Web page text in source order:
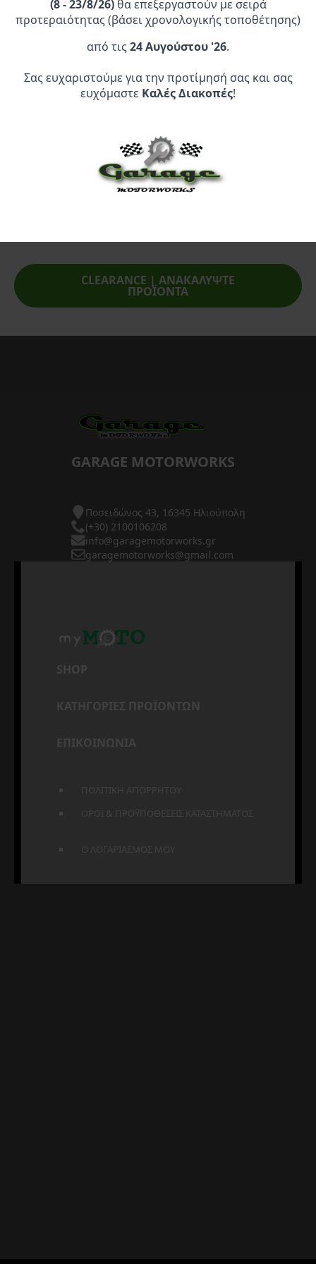
54,50 €.
είναι:
39,95 €.
Προσθήκη Στο
Καλάθι
was:
8,50 €.
τιμή
είναι:
6,80 €.
Προσθήκη Στο
Καλάθι
Επίσημος Αντιπρόσωπος:
Service Point:
CLEARANCE | ΑΝΑΚΑΛΥΨΤΕ
ΠΡΟΪΟΝΤΑ
GARAGE MOTORWORKS
Ποσειδώνος 43, 16345 Ηλιούπολη
(+30) 2100106208
info@garagemotorworks.gr
garagemotorworks@gmail.com
SHOP
ΚΑΤΗΓΟΡΙΕΣ ΠΡΟΪΟΝΤΩΝ
ΕΠΙΚΟΙΝΩΝΙΑ
ΠΟΛΙΤΙΚΗ ΑΠΟΡΡΗΤΟΥ
ΟΡΟΙ & ΠΡΟΫΠΟΘΕΣΕΙΣ ΚΑΤΑΣΤΗΜΑΤΟΣ
Ο ΛΟΓΑΡΙΑΣΜΟΣ ΜΟΥ
(8 - 23/8/26)θα επεξεργαστούν με σειρά
προτεραιότητας (βάσει χρονολογικής τοποθέτησης)
από τις24 Αυγούστου '26.
Σας ευχαριστούμε για την προτίμησή σας και σας
ευχόμαστε Καλές Διακοπές!